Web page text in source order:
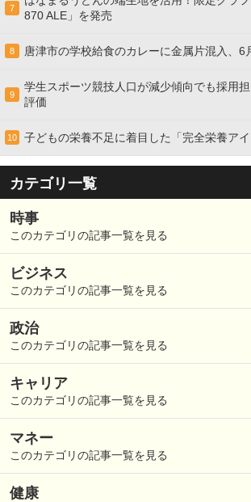
7
870 ALE」を発売
8 唐津市の学校給食のカレーに金属片混入、6
9
学生スポーツ競技人口が減少傾向でも採用
評価
10 子どもの栄養不足に着目した「完全栄養ア
カテゴリ一覧
時事
このカテゴリの記事一覧を見る
ビジネス
このカテゴリの記事一覧を見る
政治
このカテゴリの記事一覧を見る
キャリア
このカテゴリの記事一覧を見る
マネー
このカテゴリの記事一覧を見る
健康